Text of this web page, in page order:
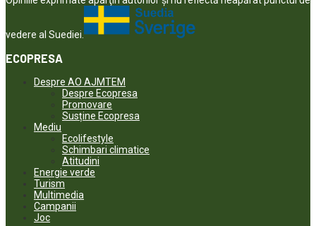
vedere al Suediei.
ECOPRESA
Despre AO AJMTEM
Despre Ecopresa
Promovare
Susține Ecopresa
Mediu
Ecolifestyle
Schimbari climatice
Atitudini
Energie verde
Turism
Multimedia
Campanii
Joc